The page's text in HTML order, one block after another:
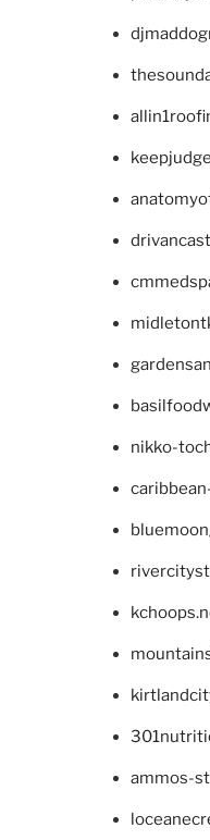
nikko-
ammos-